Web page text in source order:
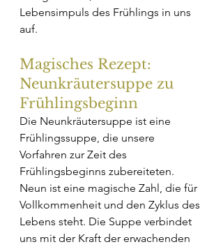
Lebensimpuls des Frühlings in uns
auf.
Magisches Rezept:
Neunkräutersuppe zu
Frühlingsbeginn
Die Neunkräutersuppe ist eine
Frühlingssuppe, die unsere
Vorfahren zur Zeit des
Frühlingsbeginns zubereiteten.
Neun ist eine magische Zahl, die für
Vollkommenheit und den Zyklus des
Lebens steht. Die Suppe verbindet
uns mit der Kraft der erwachenden